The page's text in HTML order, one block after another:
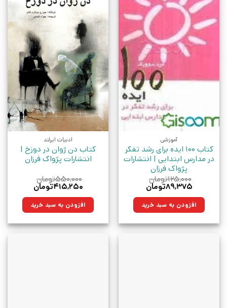
آموزشی
کتاب 100 ایده برای رشد تفکر
در مدارس ابتدایی | انتشارات
پژواک فرزان
۱۲۵,۰۰۰تومان
قیمت
۱۲۵,۰۰۰تومان
بود.
۸۹,۳۷۵تومان
۸۹,۳۷۵تومان.افزودن به سبد خرید
ادبیات ایرلند
کتاب دن ژوان در دوزخ |
انتشارات پژواک فرزان
۵۵۰,۰۰۰تومان
قیمت
۵۵۰,۰۰۰تومان
بود.
۴۱۵,۲۵۰تومان
۴۱۵,۲۵۰تومان.افزودن به سبد خرید